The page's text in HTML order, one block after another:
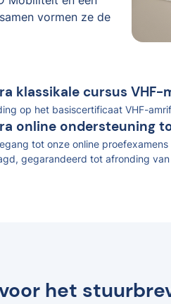
vormen ze de
klassikale cursus VHF-
op het basiscertificaat VHF-
online ondersteuning
tot onze online
gegarandeerd tot afronding
het